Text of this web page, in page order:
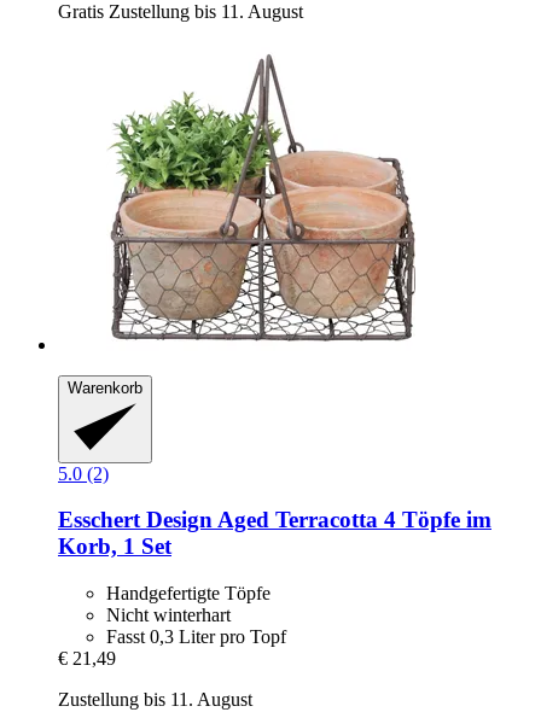
Gratis Zustellung bis 11. August
Warenkorb
5.0 (2)
Esschert DesignAged Terracotta 4 Töpfe im
Korb, 1 Set
Handgefertigte Töpfe
Nicht winterhart
Fasst 0,3 Liter pro Topf
€ 21,49
Zustellung bis 11. August